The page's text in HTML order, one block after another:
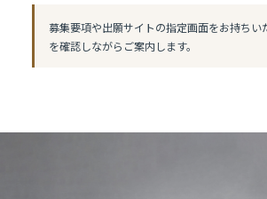
募集要項や出願サイトの指定画面をお持ちい
を確認しながらご案内します。